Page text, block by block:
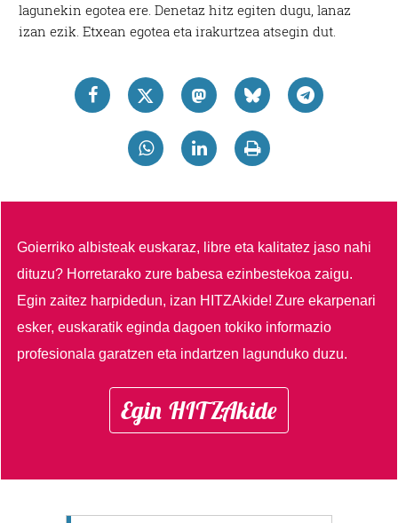
lagunekin egotea ere. Denetaz hitz egiten dugu, lanaz
izan ezik. Etxean egotea eta irakurtzea atsegin dut.
Goierriko albisteak euskaraz, libre eta kalitatez jaso nahi
dituzu? Horretarako zure babesa ezinbestekoa zaigu.
Egin zaitez harpidedun, izan HITZAkide!Zure ekarpenari
esker, euskaratik eginda dagoen tokiko informazio
profesionala garatzen eta indartzen lagunduko duzu.
Egin HITZAkide